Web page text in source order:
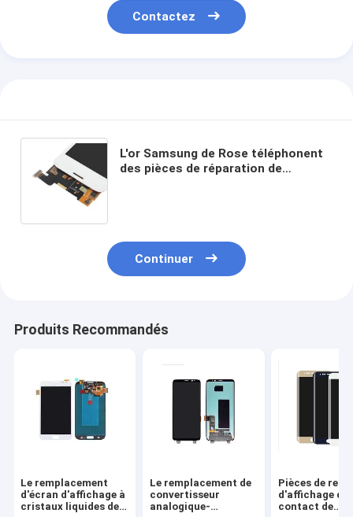
Contactez
L'or Samsung de Rose téléphonent
des pièces de réparation de
Continuer
Produits Recommandés
Le remplacement
d'écran d'affichage à
cristaux liquides de
Le remplacement de
convertisseur
analogique-
Pièces de
d'affichage de
contact de